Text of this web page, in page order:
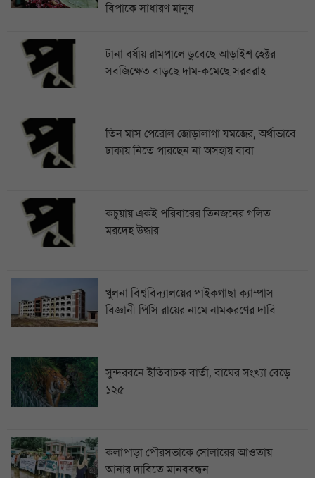
বিপাকে সাধারণ মানুষ
টানা বর্ষায় রামপালে ডুবেছে আড়াইশ হেক্টর
সবজিক্ষেত বাড়ছে দাম-কমেছে সরবরাহ
তিন মাস পেরোল জোড়ালাগা যমজের, অর্থাভাবে
ঢাকায় নিতে পারছেন না অসহায় বাবা
কচুয়ায় একই পরিবারের তিনজনের গলিত
মরদেহ উদ্ধার
খুলনা বিশ্ববিদ্যালয়ের পাইকগাছা ক্যাম্পাস
বিজ্ঞানী পিসি রায়ের নামে নামকরণের দাবি
সুন্দরবনে ইতিবাচক বার্তা, বাঘের সংখ্যা বেড়ে
১২৫
কলাপাড়া পৌরসভাকে সোলারের আওতায়
আনার দাবিতে মানববন্ধন